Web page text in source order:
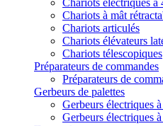
Chariots électriques à
Chariots à mât
Chariots articulés
Chariots élévateurs
Chariots télescopiques
Préparateurs de commandes
Préparateurs de
Gerbeurs de palettes
Gerbeurs électriques
Gerbeurs électriques